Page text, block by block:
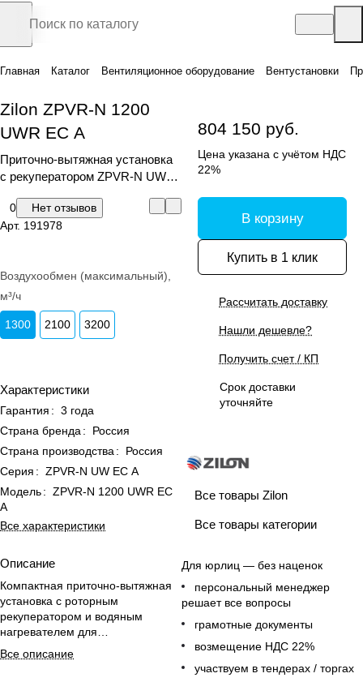
Главная Каталог Вентиляционное оборудование Вентустановки
Zilon ZPVR-N 1200
UWR ЕС A
Приточно-вытяжная установка
с рекуператором ZPVR-N UW
0
Нет отзывов
Арт. 191978
Воздухообмен (максимальный),
м³/ч
1300 2100 3200
Характеристики
Гарантия : 3 года
Страна бренда :
Россия
Страна производства :
Россия
Серия : ZPVR-N UW ЕС A
Модель: ZPVR-N 1200 UWR ЕС
A
Все характеристики
Описание
Компактная приточно-вытяжная
установка с роторным
рекуператором и водяным
нагревателем для
энергоэффективного
воздухообмена.
Все описание
804 150 руб.
Цена указана с учётом НДС
22%
В корзину
Купить в 1 клик
Рассчитать доставку
Нашли дешевле?
Получить счет / КП
Срок доставки
уточняйте
Все товары Zilon
Все товары категории
Для юрлиц — без наценок
персональный менеджер
решает все вопросы
грамотные документы
возмещение НДС 22%
участвуем в тендерах / торгах